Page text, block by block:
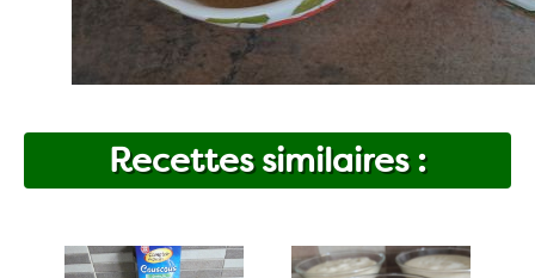
Recettes similaires :